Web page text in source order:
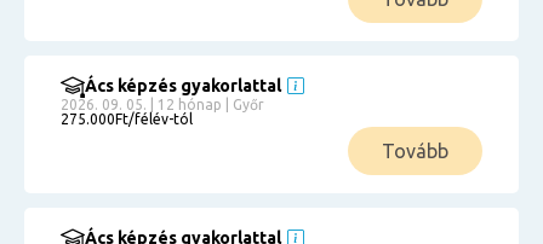
Ács képzés gyakorlattal
2026. 09. 05. | 12 hónap | Győr
275.000Ft/félév-tól
Tovább
Ács képzés gyakorlattal